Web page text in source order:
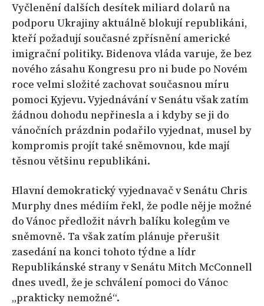
Vyčlenění dalších desítek miliard dolarů na
podporu Ukrajiny aktuálně blokují republikáni,
kteří požadují současné zpřísnění americké
imigrační politiky. Bidenova vláda varuje, že bez
nového zásahu Kongresu pro ni bude po Novém
roce velmi složité zachovat současnou míru
pomoci Kyjevu. Vyjednávání v Senátu však zatím
žádnou dohodu nepřinesla a i kdyby se ji do
vánočních prázdnin podařilo vyjednat, musel by
kompromis projít také sněmovnou, kde mají
těsnou většinu republikáni.
Hlavní demokratický vyjednavač v Senátu Chris
Murphy dnes médiím řekl, že podle něj je možné
do Vánoc předložit návrh balíku kolegům ve
sněmovně. Ta však zatím plánuje přerušit
zasedání na konci tohoto týdne a lídr
Republikánské strany v Senátu Mitch McConnell
dnes uvedl, že je schválení pomoci do Vánoc
„prakticky nemožné“.